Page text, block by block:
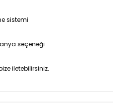
sistemi
seçeneği
iletebilirsiniz.